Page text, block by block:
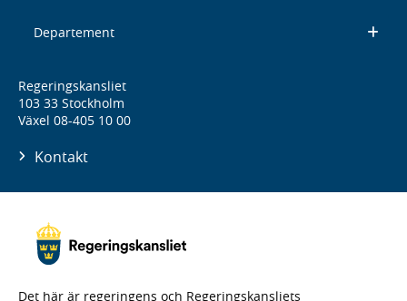
Departement
Regeringskansliet
103 33 Stockholm
Växel 08-405 10 00
Kontakt
Det här är regeringens och Regeringskansliets